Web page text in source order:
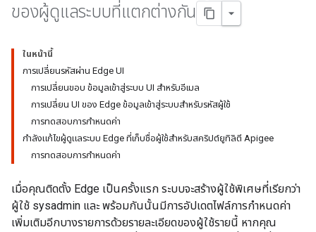
ของผู้ดูแลระบบที่แตกต่างกัน
ในหน้านี้
การเปลี่ยนรหัสผ่าน Edge UI
การเปลี่ยนขอบ ข้อมูลเข้าสู่ระบบ UI สำหรับอีเมล
การเปลี่ยน UI ของ Edge ข้อมูลเข้าสู่ระบบสำหรับรหัสผู้ใช้
การทดสอบการกำหนดค่า
กำลังแก้ไขผู้ดูแลระบบ Edge ที่เก็บชื่อผู้ใช้สำหรับสคริปต์ยูทิลิตี Apigee
การทดสอบการกำหนดค่า
เมื่อคุณติดตั้ง Edge เป็นครั้งแรก ระบบจะสร้างผู้ใช้พิเศษที่เรียกว่า
ผู้ใช้ sysadmin และ พร้อมกันนั้นมีการอัปเดตไฟล์การกำหนดค่า
เพิ่มเติมอีกบางรายการด้วยรายละเอียดของผู้ใช้รายนี้ หากคุณ